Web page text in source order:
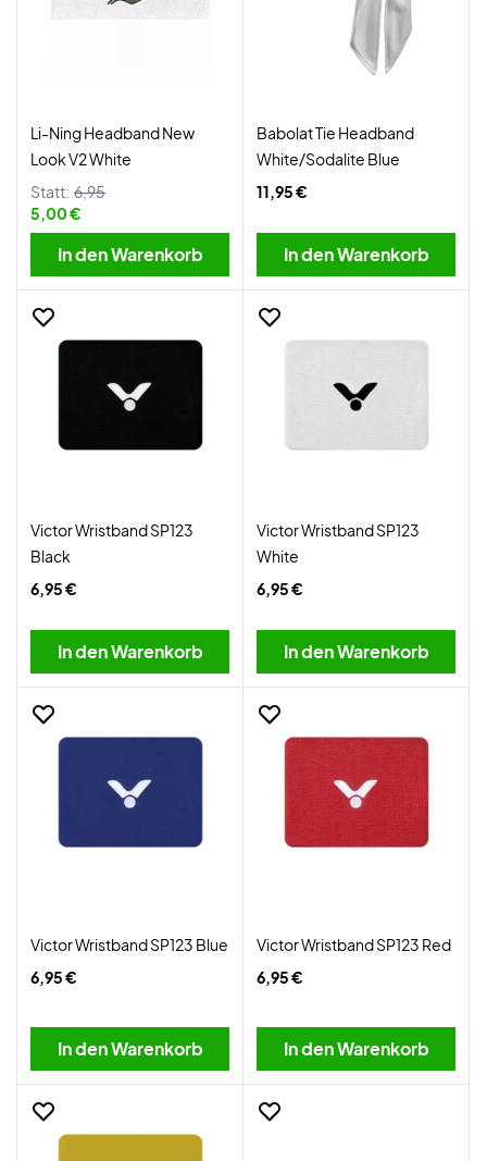
Li-Ning Headband New
Look V2 White
Statt: 6,95
5,00 €
In den Warenkorb
Babolat Tie Headband
White/Sodalite Blue
11,95 €
In den Warenkorb
Victor Wristband SP123
Black
6,95 €
In den Warenkorb
Victor Wristband SP123
White
6,95 €
In den Warenkorb
Victor Wristband SP123 Blue
6,95 €
In den Warenkorb
Victor Wristband SP123 Red
6,95 €
In den Warenkorb